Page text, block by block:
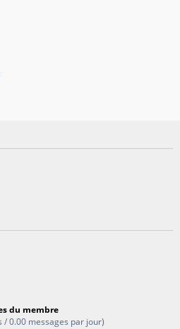
du membre
/ 0.00 messages par jour)